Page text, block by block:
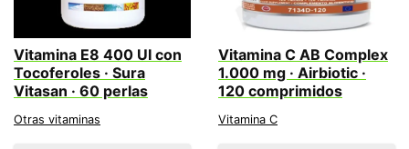
Vitamina E8 400 UI con
Tocoferoles · Sura
Vitasan · 60 perlas
Otras vitaminas
Vitamina C AB Complex
1.000 mg · Airbiotic ·
120 comprimidos
Vitamina C